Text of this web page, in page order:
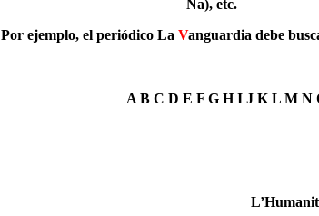
Na), etc.
Por ejemplo, el periódico La Vanguardia debe
A B C D E F G H I J K L M N